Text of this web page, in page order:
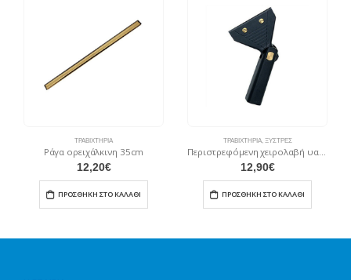
ΤΡΑΒΙΧΤΉΡΙΑ
Ράγα ορειχάλκινη 35cm
12,20€
ΠΡΟΣΘΉΚΗ ΣΤΟ ΚΑΛΆΘΙ
ΤΡΑΒΙΧΤΉΡΙΑ, ΞΎΣΤΡΕΣ
Περιστρεφόμενη χειρολαβή υαλοκαθαριστήρα αλουμινίου
12,90€
ΠΡΟΣΘΉΚΗ ΣΤΟ ΚΑΛΆΘΙ